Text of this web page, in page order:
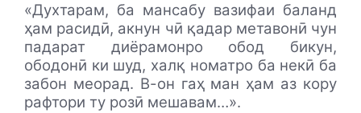
«Духтарам, ба мансабу вазифаи баланд
ҳам расидӣ, акнун чӣ қадар метавонӣ чун
падарат диёрамонро обод бикун,
ободонӣ ки шуд, халқ номатро ба некӣ ба
забон меорад. В-он гаҳ ман ҳам аз кору
рафтори ту розӣ мешавам…».